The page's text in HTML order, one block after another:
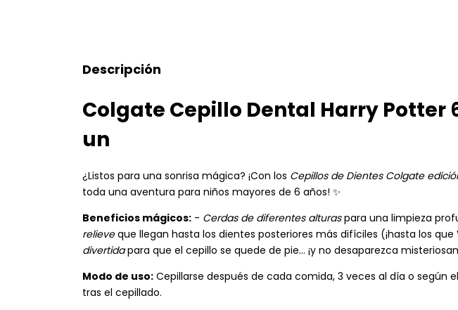
Descripción
Colgate Cepillo Dental Harry Potter
un
¿Listos para una sonrisa mágica? ¡Con los Cepillos de Dientes Colgate
toda una aventura para niños mayores de 6 años! ✨
Beneficios mágicos: - Cerdas de diferentes alturaspara una limpieza
relieveque llegan hasta los dientes posteriores más difíciles (¡hasta los
divertidapara que el cepillo se quede de pie… ¡y no desaparezca
Modo de uso: Cepillarse después de cada comida, 3 veces al día o según
tras el cepillado.